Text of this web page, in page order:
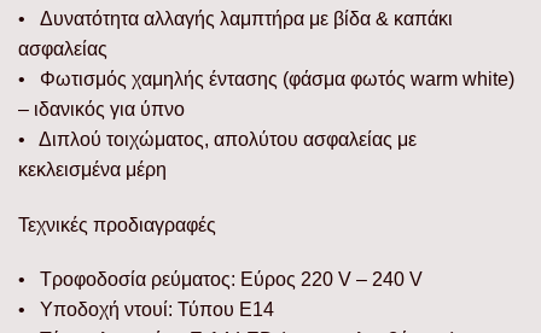
• Δυνατότητα αλλαγής λαμπτήρα με βίδα & καπάκι
ασφαλείας
• Φωτισμός χαμηλής έντασης (φάσμα φωτός warm white)
– ιδανικός για ύπνο
• Διπλού τοιχώματος, απολύτου ασφαλείας με
κεκλεισμένα μέρη
Τεχνικές προδιαγραφές
• Τροφοδοσία ρεύματος: Εύρος 220 V – 240 V
• Υποδοχή ντουί: Τύπου Ε14